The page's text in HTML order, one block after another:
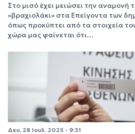
Στο μισό έχει μειώσει την αναμονή
«βραχιολάκι» στα Επείγοντα των
όπως προκύπτει από τα στοιχεία
χώρα μας φαίνεται ότι…
Δευ, 28 Ιουλ. 2025 - 9:31